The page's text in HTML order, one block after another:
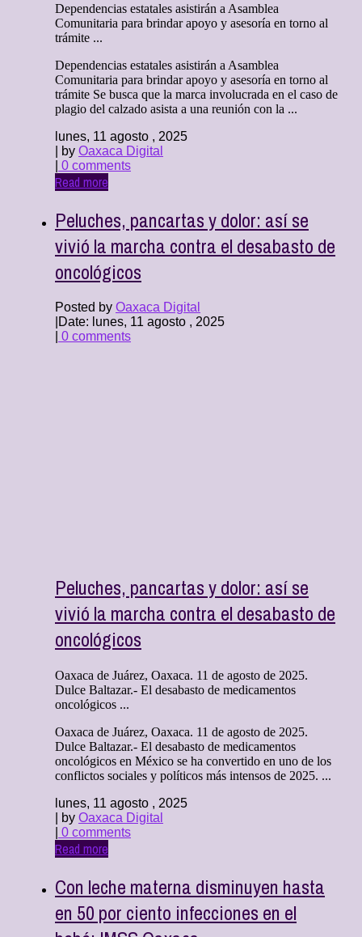
Dependencias estatales asistirán a Asamblea
Comunitaria para brindar apoyo y asesoría en torno al
trámite ...
Dependencias estatales asistirán a Asamblea
Comunitaria para brindar apoyo y asesoría en torno al
trámite Se busca que la marca involucrada en el caso de
plagio del calzado asista a una reunión con la ...
lunes, 11 agosto , 2025
| by Oaxaca Digital
0 comments
Read more
Peluches, pancartas y dolor: así se
vivió la marcha contra el desabasto de
oncológicos
Posted by Oaxaca Digital
Date: lunes, 11 agosto , 2025
0 comments
Peluches, pancartas y dolor: así se
vivió la marcha contra el desabasto de
oncológicos
Oaxaca de Juárez, Oaxaca. 11 de agosto de 2025.
Dulce Baltazar.- El desabasto de medicamentos
oncológicos ...
Oaxaca de Juárez, Oaxaca. 11 de agosto de 2025.
Dulce Baltazar.- El desabasto de medicamentos
oncológicos en México se ha convertido en uno de los
conflictos sociales y políticos más intensos de 2025. ...
lunes, 11 agosto , 2025
| by Oaxaca Digital
0 comments
Read more
Con leche materna disminuyen hasta
en 50 por ciento infecciones en el